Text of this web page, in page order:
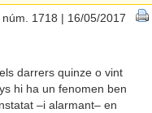
núm. 1718 | 16/05/2017
darrers quinze o vint
hi ha un fenomen ben
–i alarmant– en